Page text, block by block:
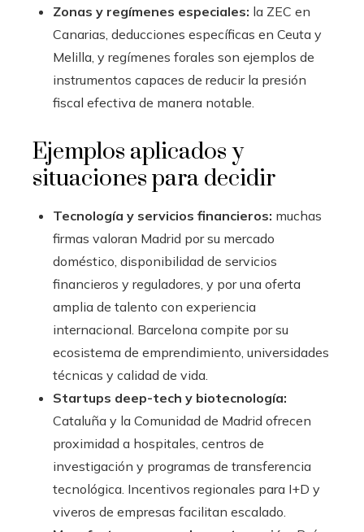
Zonas y regímenes especiales: la ZEC en
Canarias, deducciones específicas en Ceuta y
Melilla, y regímenes forales son ejemplos de
instrumentos capaces de reducir la presión
fiscal efectiva de manera notable.
Ejemplos aplicados y
situaciones para decidir
Tecnología y servicios financieros: muchas
firmas valoran Madrid por su mercado
doméstico, disponibilidad de servicios
financieros y reguladores, y por una oferta
amplia de talento con experiencia
internacional. Barcelona compite por su
ecosistema de emprendimiento, universidades
técnicas y calidad de vida.
Startups deep-tech y biotecnología:
Cataluña y la Comunidad de Madrid ofrecen
proximidad a hospitales, centros de
investigación y programas de transferencia
tecnológica. Incentivos regionales para I+D y
viveros de empresas facilitan escalado.